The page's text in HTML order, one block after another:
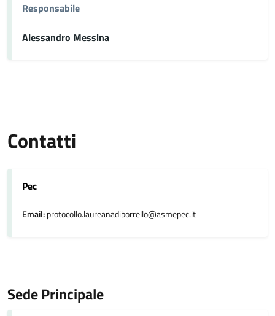
Responsabile
Alessandro Messina
Contatti
Pec
Email:protocollo.laureanadiborrello@asmepec.it
Sede Principale